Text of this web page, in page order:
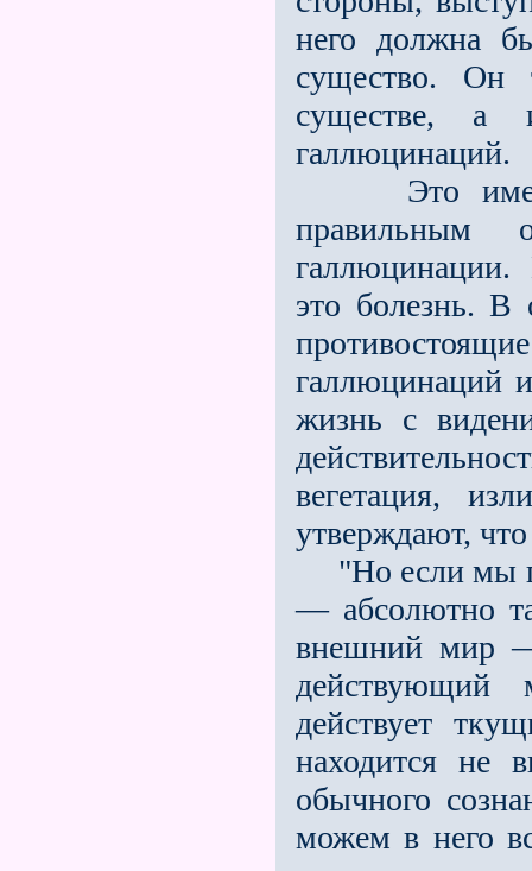
него должна
существо. Он
существе,
галлюцинаций.
Это именно
правильным
галлюцинации.
это болезнь. В
галлюцинаций
жизнь с
вегета­ция,
утверждают,
"Но если мы
— абсолютно
внешний мир
действующий
действует
находится не
обычного
можем в него